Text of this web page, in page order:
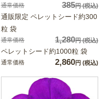
通常価格 385円(税込)
通販限定 ペレットシード約300
粒 袋
通常価格 1,280円(税込)
ペレットシード約1000粒 袋
通常価格 2,860円 (税込)